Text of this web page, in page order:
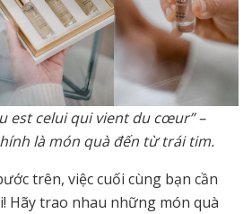
est celui qui vient du cœur” –
là món quà đến từ trái tim.
trên, việc cuối cùng bạn cần
Hãy trao nhau những món quà